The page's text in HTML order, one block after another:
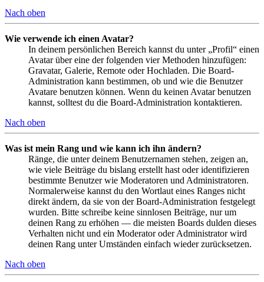
Nach oben
Wie verwende ich einen Avatar?
In deinem persönlichen Bereich kannst du unter „Profil“ einen
Avatar über eine der folgenden vier Methoden hinzufügen:
Gravatar, Galerie, Remote oder Hochladen. Die Board-
Administration kann bestimmen, ob und wie die Benutzer
Avatare benutzen können. Wenn du keinen Avatar benutzen
kannst, solltest du die Board-Administration kontaktieren.
Nach oben
Was ist mein Rang und wie kann ich ihn ändern?
Ränge, die unter deinem Benutzernamen stehen, zeigen an,
wie viele Beiträge du bislang erstellt hast oder identifizieren
bestimmte Benutzer wie Moderatoren und Administratoren.
Normalerweise kannst du den Wortlaut eines Ranges nicht
direkt ändern, da sie von der Board-Administration festgelegt
wurden. Bitte schreibe keine sinnlosen Beiträge, nur um
deinen Rang zu erhöhen — die meisten Boards dulden dieses
Verhalten nicht und ein Moderator oder Administrator wird
deinen Rang unter Umständen einfach wieder zurücksetzen.
Nach oben